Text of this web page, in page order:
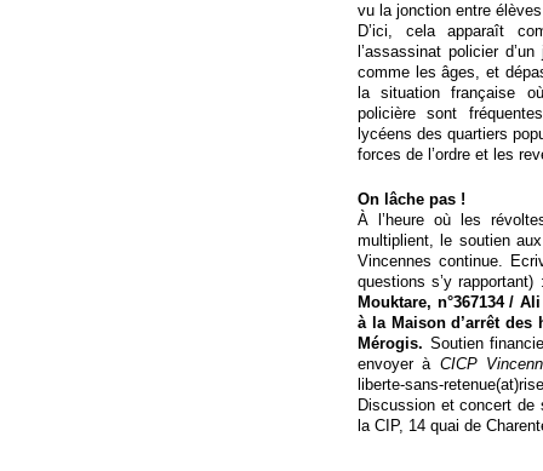
vu la jonction entre
D’ici, cela apparaît
l’assassinat policier
comme les âges, et
la situation française
policière sont
lycéens des quartiers
forces de l’ordre et les
On lâche pas !
À l’heure où les
multiplient, le soutien
Vincennes continue.
questions s’y
Mouktare, n°367134 /
à la Maison d’arrêt des
Mérogis. Soutien
envoyer à CICP
liberte-sans-
Discussion et concert
la CIP, 14 quai de